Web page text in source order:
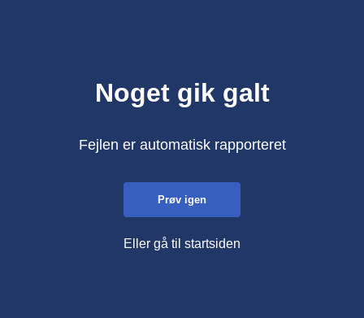
Noget gik galt
Fejlen er automatisk rapporteret
Prøv igen
Eller gå til startsiden